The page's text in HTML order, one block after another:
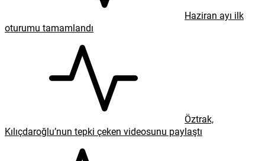
Haziran ayı ilk
oturumu tamamlandı
Öztrak,
Kılıçdaroğlu’nun tepki çeken videosunu paylaştı